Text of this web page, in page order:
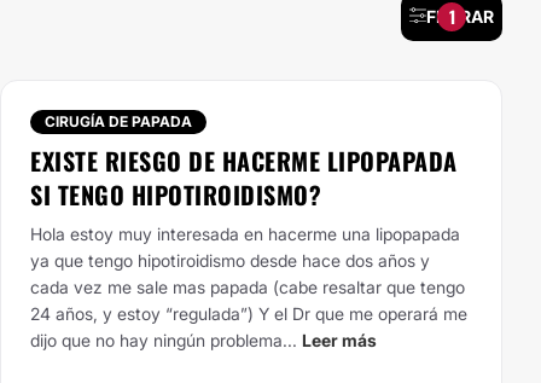
FILTRAR
1
CIRUGÍA DE PAPADA
EXISTE RIESGO DE HACERME LIPOPAPADA
SI TENGO HIPOTIROIDISMO?
Hola estoy muy interesada en hacerme una lipopapada
ya que tengo hipotiroidismo desde hace dos años y
cada vez me sale mas papada (cabe resaltar que tengo
24 años, y estoy “regulada”) Y el Dr que me operará me
dijo que no hay ningún problema... Leer más